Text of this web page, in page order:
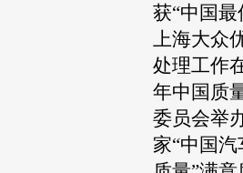
获“中国
上海大众
处理工作
年中国质
委员会举
家“中国汽